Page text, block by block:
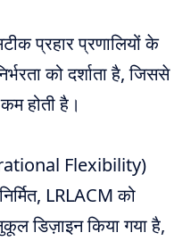
प्रहार प्रणालियों के
को दर्शाता है, जिससे
होती है।
Flexibility)
LRLACM को
डिज़ाइन किया गया है,